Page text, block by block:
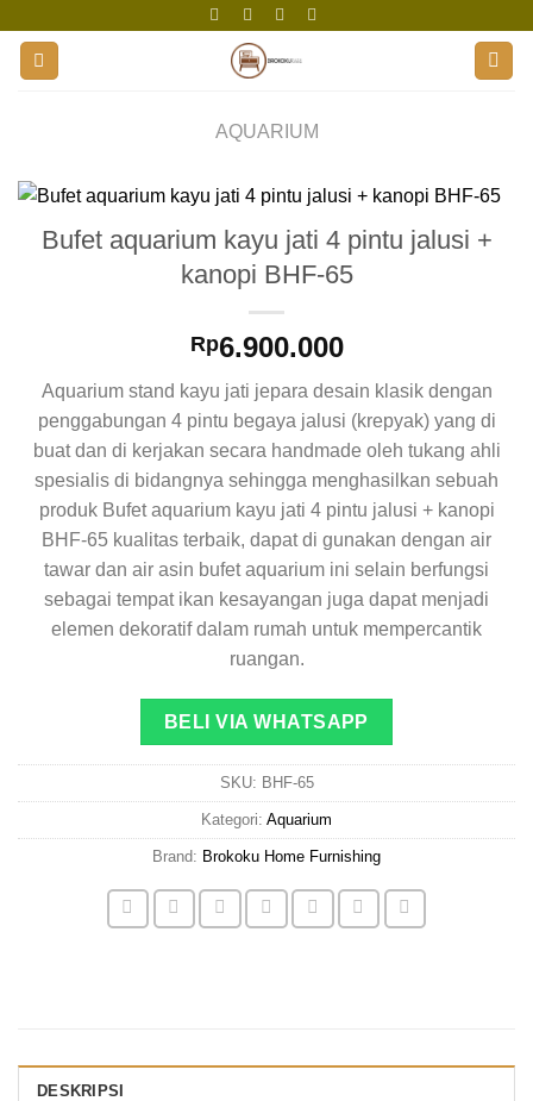
content
AQUARIUM
Bufet aquarium kayu jati 4 pintu jalusi +
kanopi BHF-65
Rp6.900.000
Aquarium stand kayu jati jepara desain klasik dengan
penggabungan 4 pintu begaya jalusi (krepyak) yang di
buat dan di kerjakan secara handmade oleh tukang ahli
spesialis di bidangnya sehingga menghasilkan sebuah
produk Bufet aquarium kayu jati 4 pintu jalusi + kanopi
BHF-65 kualitas terbaik, dapat di gunakan dengan air
tawar dan air asin bufet aquarium ini selain berfungsi
sebagai tempat ikan kesayangan juga dapat menjadi
elemen dekoratif dalam rumah untuk mempercantik
ruangan.
BELI VIA WHATSAPP
SKU: BHF-65
Kategori: Aquarium
Brand: Brokoku Home Furnishing
DESKRIPSI